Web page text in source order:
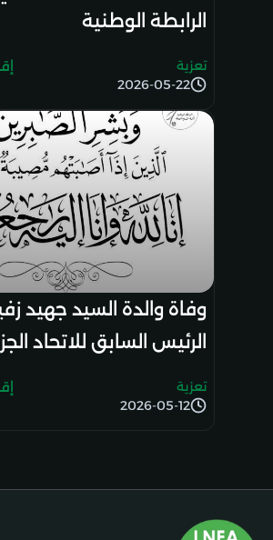
الرابطة الوطنية
2026-05-22
تعزية
وفاة والدة السيد جهيد
الرئيس السابق للاتحاد
لكرة القدم: تعازي رئيس
الوطنية
2026-05-12
تعزية